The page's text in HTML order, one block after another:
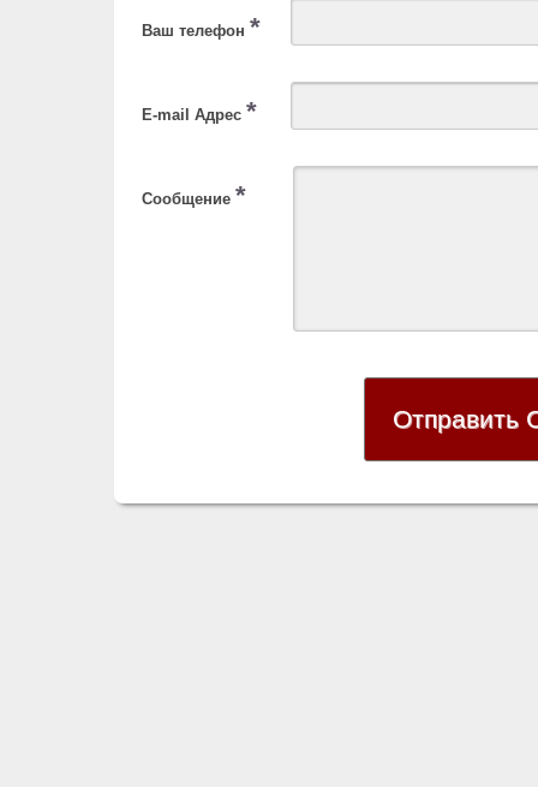
Ваш телефон *
E-mail Адрес *
Сообщение *